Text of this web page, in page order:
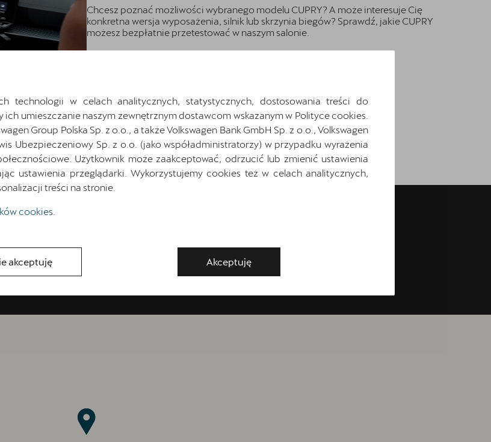
Chcesz poznać możliwości wybranego modelu CUPRY? A może interesuje Cię
konkretna wersja wyposażenia, silnik lub skrzynia biegów? Sprawdź, jakie CUPRY
możesz bezpłatnie przetestować w naszym salonie.
ZNALEŹĆ
technologii w celach analitycznych, statystycznych, dostosowania treści do
umieszczanie naszym zewnętrznym dostawcom wskazanym w Polityce cookies.
Group Polska Sp. z o.o., a także Volkswagen Bank GmbH Sp. z o.o., Volkswagen
Ubezpieczeniowy Sp. z o.o. (jako współadministratorzy) w przypadku wyrażenia
Użytkownik może zaakceptować, odrzucić lub zmienić ustawienia
ustawienia przeglądarki. Wykorzystujemy cookies też w celach analitycznych,
treści na stronie.
cookies
akceptuję Akceptuję